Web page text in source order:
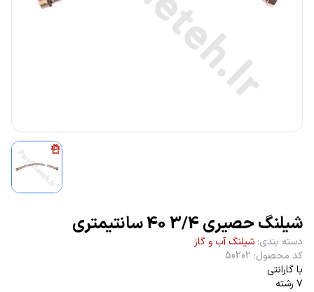
شیلنگ حصیری 3/4 40 سانتیمتری
دسته بندی: شیلنگ آب و گاز
کد محصول:
50202
با گارانتی
٧ رشته